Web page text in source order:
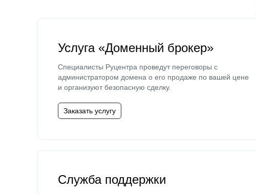
Услуга «Доменный брокер»
Специалисты Руцентра проведут переговоры с
администратором домена о его продаже по вашей цене
и организуют безопасную сделку.
Заказать услугу
Служба поддержки